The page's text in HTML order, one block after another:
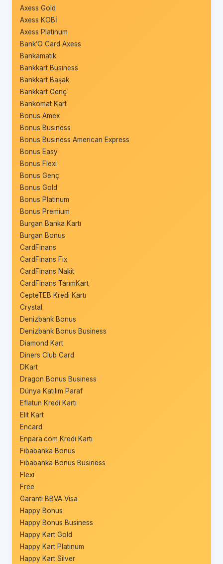
Axess Gold
Axess KOBİ
Axess Platinum
Bank’O Card Axess
Bankamatik
Bankkart Business
Bankkart Başak
Bankkart Genç
Bankomat Kart
Bonus Amex
Bonus Business
Bonus Business American Express
Bonus Easy
Bonus Flexi
Bonus Genç
Bonus Gold
Bonus Platinum
Bonus Premium
Burgan Banka Kartı
Burgan Bonus
CardFinans
CardFinans Fix
CardFinans Nakit
CardFinans TarımKart
CepteTEB Kredi Kartı
Crystal
Denizbank Bonus
Denizbank Bonus Business
Diamond Kart
Diners Club Card
DKart
Dragon Bonus Business
Dünya Katılım Paraf
Eflatun Kredi Kartı
Elit Kart
Encard
Enpara.com Kredi Kartı
Fibabanka Bonus
Fibabanka Bonus Business
Flexi
Free
Garanti BBVA Visa
Happy Bonus
Happy Bonus Business
Happy Kart Gold
Happy Kart Platinum
Happy Kart Silver